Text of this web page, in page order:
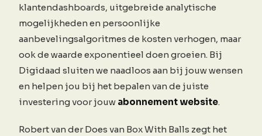
klantendashboards, uitgebreide analytische
mogelijkheden en persoonlijke
aanbevelingsalgoritmes de kosten verhogen, maar
ook de waarde exponentieel doen groeien. Bij
Digidaad sluiten we naadloos aan bij jouw wensen
en helpen jou bij het bepalen van de juiste
investering voor jouw abonnement website.
Robert van der Does van Box With Balls zegt het